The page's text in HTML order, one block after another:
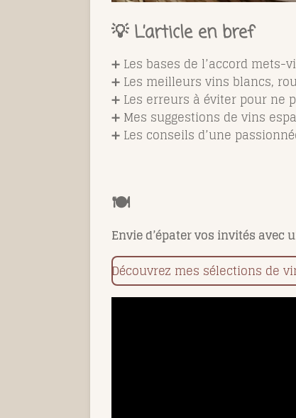
💡 L’article en bref
➕ Les bases de l’accord
➕ Les meilleurs vins blancs,
➕ Les erreurs à éviter pour ne
➕ Mes suggestions de vins
➕ Les conseils d’une
🍽️
Envie d’épater vos invités
Découvrez mes sélections de